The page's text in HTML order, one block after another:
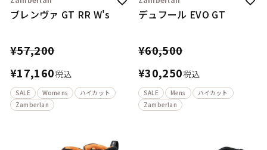
ブレンヴァ GT RR W's
¥57,200
¥17,160税込
SALE Womens
ハイカット
Zamberlan
デュフール EVO GT
¥60,500
¥30,250税込
SALE Mens
ハイカット
Zamberlan